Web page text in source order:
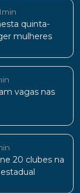
quinta-
mulheres
vagas nas
20 clubes na